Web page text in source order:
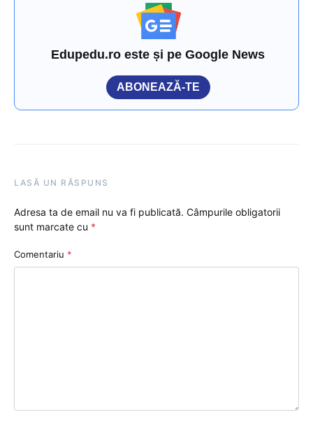
Edupedu.ro este și pe Google News
ABONEAZĂ-TE
LASĂ UN RĂSPUNS
Adresa ta de email nu va fi publicată. Câmpurile obligatorii
sunt marcate cu *
Comentariu *